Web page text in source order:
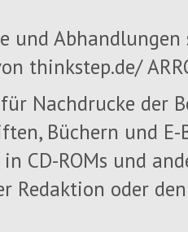
und
thinkstep.de/
Nachdrucke der
, Büchern und E-
CD-ROMs und
Redaktion oder